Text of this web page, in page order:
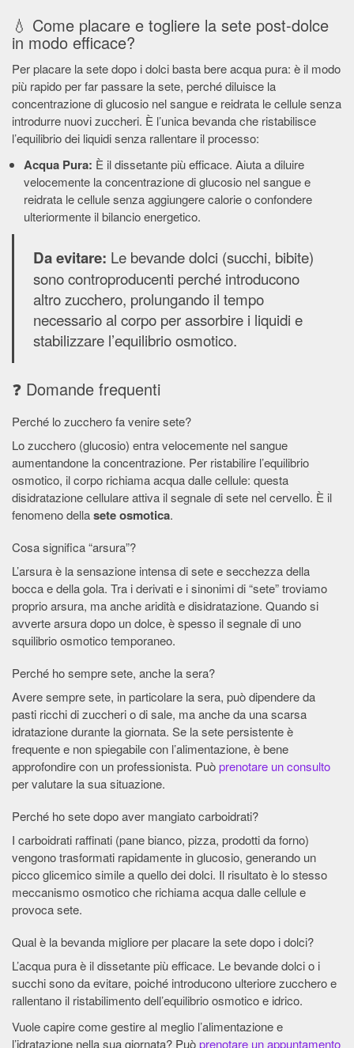
💧 Come placare e togliere la sete post-dolce
in modo efficace?
Per placare la sete dopo i dolci basta bere acqua pura: è il modo
più rapido per far passare la sete, perché diluisce la
concentrazione di glucosio nel sangue e reidrata le cellule senza
introdurre nuovi zuccheri. È l’unica bevanda che ristabilisce
l’equilibrio dei liquidi senza rallentare il processo:
Acqua Pura: È il dissetante più efficace. Aiuta a diluire
velocemente la concentrazione di glucosio nel sangue e
reidrata le cellule senza aggiungere calorie o confondere
ulteriormente il bilancio energetico.
Da evitare: Le bevande dolci (succhi, bibite)
sono controproducenti perché introducono
altro zucchero, prolungando il tempo
necessario al corpo per assorbire i liquidi e
stabilizzare l’equilibrio osmotico.
❓ Domande frequenti
Perché lo zucchero fa venire sete?
Lo zucchero (glucosio) entra velocemente nel sangue
aumentandone la concentrazione. Per ristabilire l’equilibrio
osmotico, il corpo richiama acqua dalle cellule: questa
disidratazione cellulare attiva il segnale di sete nel cervello. È il
fenomeno dellasete osmotica.
Cosa significa “arsura”?
L’arsura è la sensazione intensa di sete e secchezza della
bocca e della gola. Tra i derivati e i sinonimi di “sete” troviamo
proprio arsura, ma anche aridità e disidratazione. Quando si
avverte arsura dopo un dolce, è spesso il segnale di uno
squilibrio osmotico temporaneo.
Perché ho sempre sete, anche la sera?
Avere sempre sete, in particolare la sera, può dipendere da
pasti ricchi di zuccheri o di sale, ma anche da una scarsa
idratazione durante la giornata. Se la sete persistente è
frequente e non spiegabile con l’alimentazione, è bene
approfondire con un professionista. Puòprenotare un consulto
per valutare la sua situazione.
Perché ho sete dopo aver mangiato carboidrati?
I carboidrati raffinati (pane bianco, pizza, prodotti da forno)
vengono trasformati rapidamente in glucosio, generando un
picco glicemico simile a quello dei dolci. Il risultato è lo stesso
meccanismo osmotico che richiama acqua dalle cellule e
provoca sete.
Qual è la bevanda migliore per placare la sete dopo i dolci?
L’acqua pura è il dissetante più efficace. Le bevande dolci o i
succhi sono da evitare, poiché introducono ulteriore zucchero e
rallentano il ristabilimento dell’equilibrio osmotico e idrico.
Vuole capire come gestire al meglio l’alimentazione e
l’idratazione nella sua giornata? Puòprenotare un appuntamento